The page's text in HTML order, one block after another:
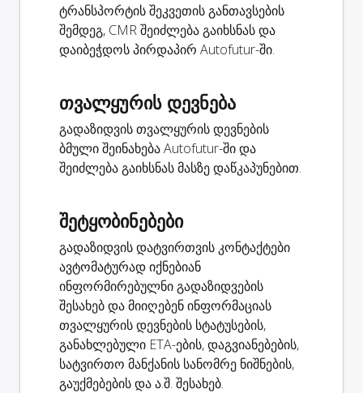
ტრანსპორტის შეკვეთის განთავსების
შემდეგ, CMR შეიძლება გაიხსნას და
დაიბეჭდოს პირდაპირ Autofutur-ში.
თვალყურის დევნება
გადაზიდვის თვალყურის დევნების
ბმული შეინახება Autofutur-ში და
შეიძლება გაიხსნას მასზე დაწკაპუნებით.
შეტყობინებები
გადაზიდვის დატვირთვის კონტაქტები
ავტომატურად იქნებიან
ინფორმირებულნი გადაზიდვების
შესახებ და მიიღებენ ინფორმაციას
თვალყურის დევნების სტატუსების,
განახლებული ETA-ების, დაგვიანებების,
სატვირთო მანქანის სანომრე ნიშნების,
გაუქმებების და ა.შ. შესახებ.